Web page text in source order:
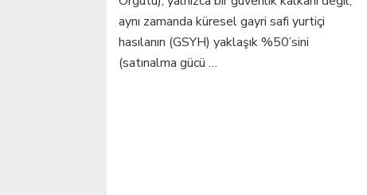
aynı zamanda küresel gayri safi yurtiçi
hasılanın (GSYH) yaklaşık %50’sini
(satınalma gücü …